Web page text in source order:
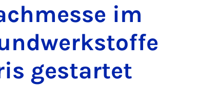
im
ge­star­tet